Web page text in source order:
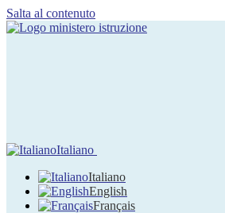
Salta al contenuto
Italiano
Italiano
English
Français